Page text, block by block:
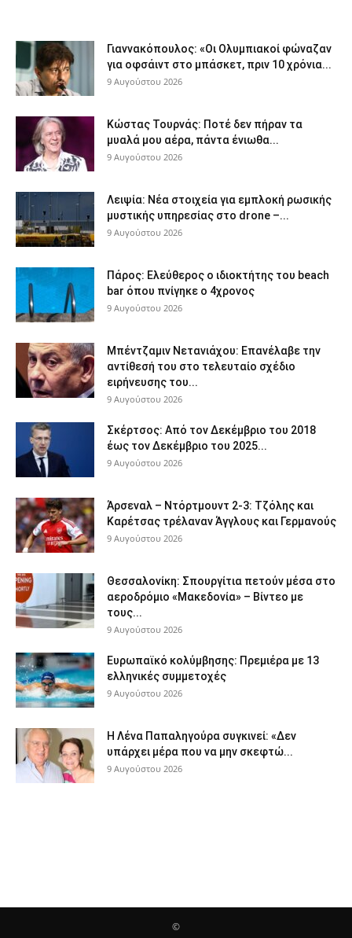
Γιαννακόπουλος: «Οι Ολυμπιακοί φώναζαν
για οφσάιντ στο μπάσκετ, πριν 10 χρόνια...
9 Αυγούστου 2026
Κώστας Τουρνάς: Ποτέ δεν πήραν τα
μυαλά μου αέρα, πάντα ένιωθα...
9 Αυγούστου 2026
Λειψία: Νέα στοιχεία για εμπλοκή ρωσικής
μυστικής υπηρεσίας στο drone –...
9 Αυγούστου 2026
Πάρος: Ελεύθερος ο ιδιοκτήτης του beach
bar όπου πνίγηκε ο 4χρονος
9 Αυγούστου 2026
Μπέντζαμιν Νετανιάχου: Επανέλαβε την
αντίθεσή του στο τελευταίο σχέδιο
ειρήνευσης του...
9 Αυγούστου 2026
Σκέρτσος: Από τον Δεκέμβριο του 2018
έως τον Δεκέμβριο του 2025...
9 Αυγούστου 2026
Άρσεναλ – Ντόρτμουντ 2-3: Τζόλης και
Καρέτσας τρέλαναν Άγγλους και Γερμανούς
9 Αυγούστου 2026
Θεσσαλονίκη: Σπουργίτια πετούν μέσα στο
αεροδρόμιο «Μακεδονία» – Βίντεο με
τους...
9 Αυγούστου 2026
Ευρωπαϊκό κολύμβησης: Πρεμιέρα με 13
ελληνικές συμμετοχές
9 Αυγούστου 2026
Η Λένα Παπαληγούρα συγκινεί: «Δεν
υπάρχει μέρα που να μην σκεφτώ...
9 Αυγούστου 2026
©